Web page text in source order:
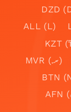
DZD
ALL (L)
KZT
MVR (.ރ)
BTN